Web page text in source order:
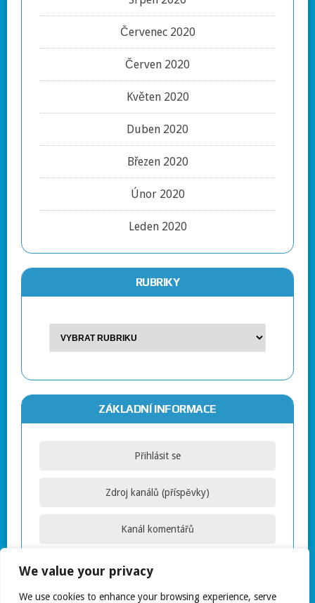
We value your privacy
We use cookies to enhance your browsing experience, serve
Červenec 2020
Červen 2020
Květen 2020
Duben 2020
Březen 2020
Únor 2020
Leden 2020
RUBRIKY
ZÁKLADNÍ INFORMACE
Přihlásit se
Zdroj kanálů (příspěvky)
Kanál komentářů
Česká lokalizace